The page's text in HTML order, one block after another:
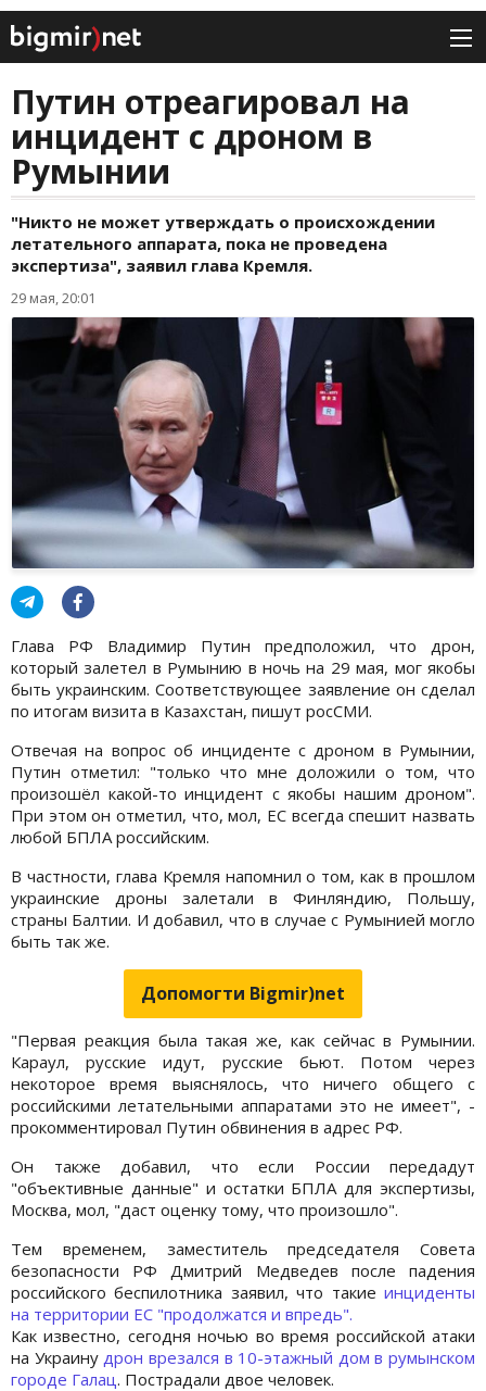
Путин отреагировал на
инцидент с дроном в
Румынии
"Никто не может утверждать о происхождении
летательного аппарата, пока не проведена
экспертиза", заявил глава Кремля.
29 мая, 20:01
Глава РФ Владимир Путин предположил, что дрон,
который залетел в Румынию в ночь на 29 мая, мог якобы
быть украинским. Соответствующее заявление он сделал
по итогам визита в Казахстан, пишут росСМИ.
Отвечая на вопрос об инциденте с дроном в Румынии,
Путин отметил: "только что мне доложили о том, что
произошёл какой-то инцидент с якобы нашим дроном".
При этом он отметил, что, мол, ЕС всегда спешит назвать
любой БПЛА российским.
В частности, глава Кремля напомнил о том, как в прошлом
украинские дроны залетали в Финляндию, Польшу,
страны Балтии. И добавил, что в случае с Румынией могло
быть так же.
Допомогти Bigmir)net
"Первая реакция была такая же, как сейчас в Румынии.
Караул, русские идут, русские бьют. Потом через
некоторое время выяснялось, что ничего общего с
российскими летательными аппаратами это не имеет", -
прокомментировал Путин обвинения в адрес РФ.
Он также добавил, что если России передадут
"объективные данные" и остатки БПЛА для экспертизы,
Москва, мол, "даст оценку тому, что произошло".
Тем временем, заместитель председателя Совета
безопасности РФ Дмитрий Медведев после падения
российского беспилотника заявил, что такие инциденты
на территории ЕС "продолжатся и впредь".
Как известно, сегодня ночью во время российской атаки
на Украину дрон врезался в 10-этажный дом в румынском
городе Галац . Пострадали двое человек.